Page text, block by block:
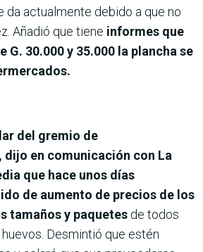
da actualmente debido a que no
Añadió que tiene informes que
G. 30.000 y 35.000 la plancha se
del gremio de
en comunicación con La
que hace unos días
de aumento de precios de los
tamaños y paquetes de todos
Desmintió que estén